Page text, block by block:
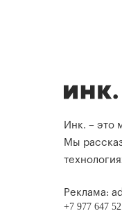
Инк. – это
Мы
Реклама:
+7 977 647